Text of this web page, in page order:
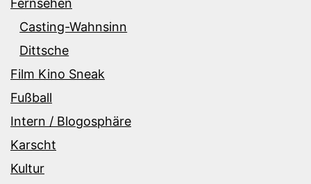
Fernsehen
Casting-Wahnsinn
Dittsche
Film Kino Sneak
Fußball
Intern / Blogosphäre
Karscht
Kultur